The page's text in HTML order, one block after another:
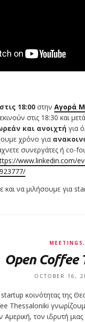
18:00 στην Αγορά
στις 18:30 και
και ανοιχτή για
χρόνο για
συνεργάτες ή
www.linkedin.com/
και να μιλήσουμε για
MEETINGS,
Open Coffee
OCTOBER 16,
κοινότητας της
Thessaloniki
τον ιδρυτή μιας